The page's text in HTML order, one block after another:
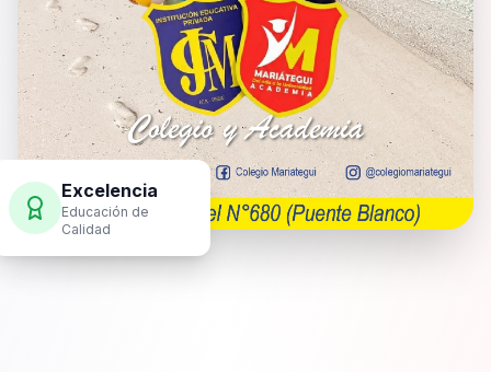
Excelencia
Educación de
Calidad